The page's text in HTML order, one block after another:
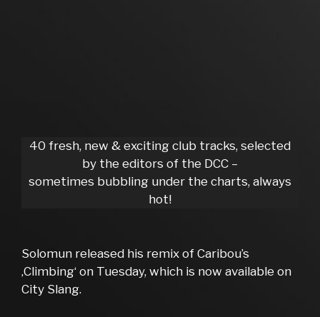
40 fresh, new & exciting club tracks, selected
by the editors of the DCC –
sometimes bubbling under the charts, always
hot!
Solomun released his remix of Caribou’s
‚Climbing‘ on Tuesday, which is now available on
City Slang.